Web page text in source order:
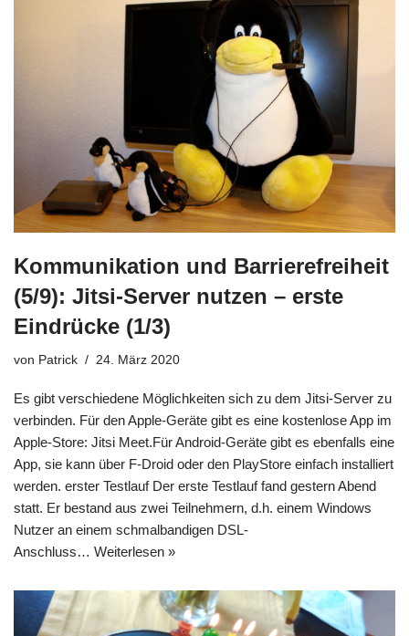
Kommunikation und Barrierefreiheit
(5/9): Jitsi-Server nutzen – erste
Eindrücke (1/3)
von Patrick 24. März 2020
Es gibt verschiedene Möglichkeiten sich zu dem Jitsi-Server zu
verbinden. Für den Apple-Geräte gibt es eine kostenlose App im
Apple-Store: Jitsi Meet.Für Android-Geräte gibt es ebenfalls eine
App, sie kann über F-Droid oder den PlayStore einfach installiert
werden. erster Testlauf Der erste Testlauf fand gestern Abend
statt. Er bestand aus zwei Teilnehmern, d.h. einem Windows
Nutzer an einem schmalbandigen DSL-
Anschluss… Weiterlesen »